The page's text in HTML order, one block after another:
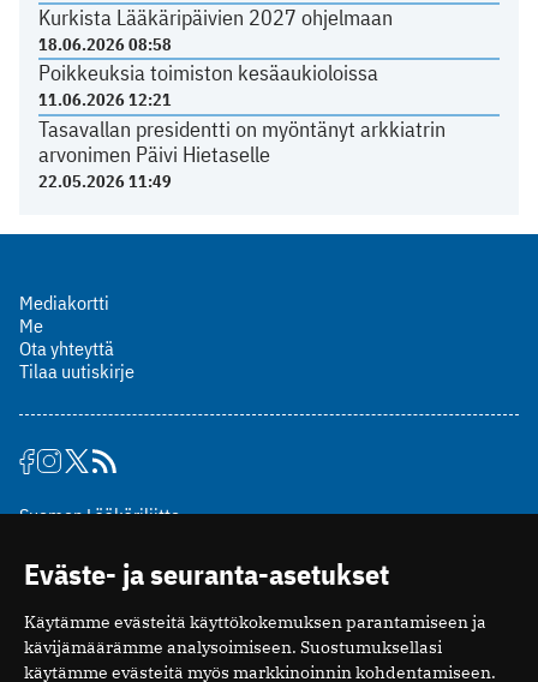
Kurkista Lääkäripäivien 2027 ohjelmaan
18.06.2026 08:58
Poikkeuksia toimiston kesäaukioloissa
11.06.2026 12:21
Tasavallan presidentti on myöntänyt arkkiatrin
arvonimen Päivi Hietaselle
22.05.2026 11:49
Mediakortti
Me
Ota yhteyttä
Tilaa uutiskirje
Suomen Lääkäriliitto
00510 Helsinki
puh. (09) 393 091
toimitus@potilaanlaakarilehti.fi
ISSN 2323-9476
Eväste- ja seuranta-asetukset
Käytämme evästeitä käyttökokemuksen parantamiseen ja
kävijämäärämme analysoimiseen. Suostumuksellasi
käytämme evästeitä myös markkinoinnin kohdentamiseen.